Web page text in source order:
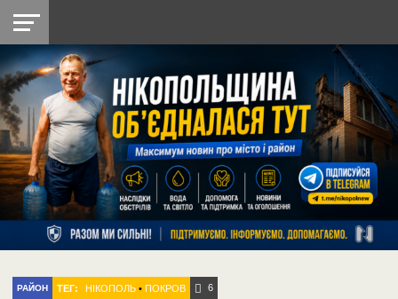
НІКОПОЛЬ
РАЙОН
СІЧЕСЛАВСЬКА
УКРАЇНА
РЕТРО
НІКОПОЛЬ
ЛАЙТ
УКРАЇНА
ДОПОМОГА
РАДІО
РАЙОН ТЕГ: НІКОПОЛЬ •ПОКРОВ 6